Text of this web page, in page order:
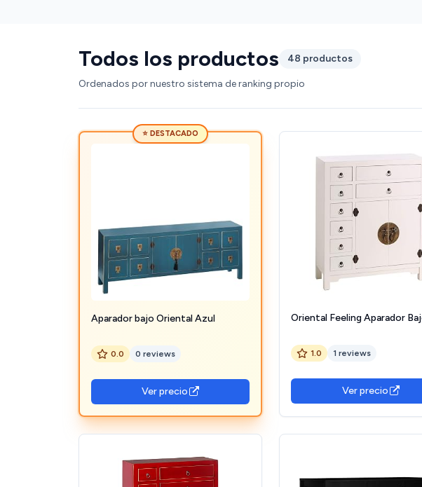
Todos los productos 48 productos
Ordenados por nuestro sistema de ranking propio
⭐ DESTACADO
Aparador bajo Oriental Azul
0.0 0 reviews
Ver precio
Oriental Feeling Aparador
1.0 1 reviews
Ver precio